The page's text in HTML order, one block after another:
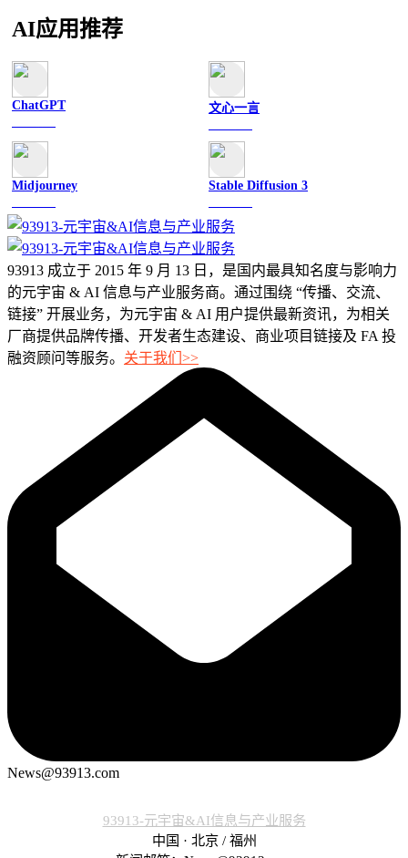
AI应用推荐
ChatGPT 文心一言
Midjourney Stable Diffusion 3
93913 成立于 2015 年 9 月 13 日，是国内最具知名度与影响力
的元宇宙 & AI 信息与产业服务商。通过围绕 “传播、交流、
链接” 开展业务，为元宇宙 & AI 用户提供最新资讯，为相关
厂商提供品牌传播、开发者生态建设、商业项目链接及 FA 投
融资顾问等服务。 关于我们>>
News@93913.com
93913-元宇宙&AI信息与产业服务
中国 · 北京 / 福州